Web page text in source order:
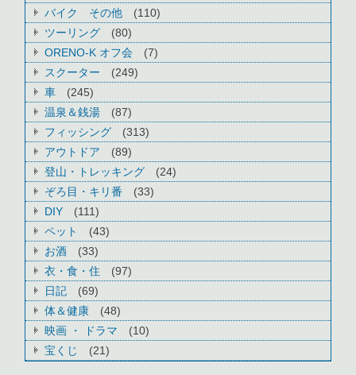
バイク その他
(110)
ツーリング
(80)
ORENO-K オフ会
(7)
スクーター
(249)
車
(245)
温泉＆銭湯
(87)
フィッシング
(313)
アウトドア
(89)
登山・トレッキング
(24)
ぞろ目・キリ番
(33)
DIY
(111)
ペット
(43)
お酒
(33)
衣・食・住
(97)
日記
(69)
体＆健康
(48)
映画 ・ ドラマ
(10)
宝くじ
(21)